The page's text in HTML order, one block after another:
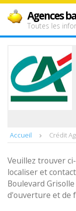
Agences
Toutes les
Accueil Crédit
Veuillez trouver
localiser et
Boulevard
d'ouverture et de